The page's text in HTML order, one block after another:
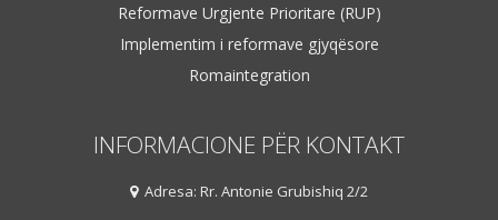
Reformave Urgjente Prioritare (RUP)
Implementim i reformave gjyqësore
Romaintegration
INFORMACIONE PËR KONTAKT
Adresa: Rr. Antonie Grubishiq 2/2